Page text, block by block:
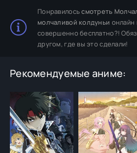
Понравилосьсмотреть
молчаливой колдуньи онлайн
совершенно бесплатно?!
другом, где вы это сделали!
Рекомендуемые аниме: